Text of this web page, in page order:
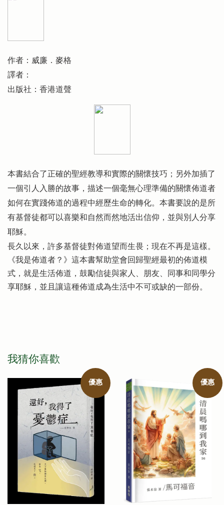
作者：威廉．麥格
譯者：
出版社：香港道聲
本書結合了正確的聖經教導和實際的關懷技巧；另外加插了
一個引人入勝的故事，描述一個毫無心理準備的關懷佈道者
如何在實踐佈道的過程中經歷生命的轉化。本書要說的是所
有基督徒都可以喜樂和自然而然地活出信仰，並與別人分享
耶穌。
長久以來，許多基督徒對佈道望而生畏；現在不再是這樣。
《我是佈道者？》這本書幫助堂會回歸聖經最初的佈道模
式，就是生活佈道，鼓勵信徒與家人、朋友、同事和同學分
享耶穌，並且讓這種佈道成為生活中不可或缺的一部份。
我猜你喜歡
優惠 優惠